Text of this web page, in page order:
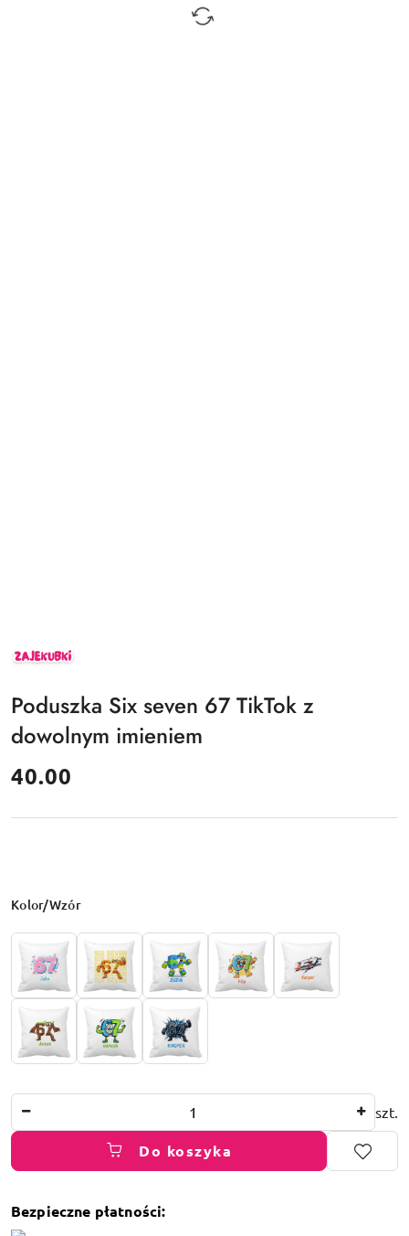
ZAJEKUBKI
Poduszka Six seven 67 TikTok z
dowolnym imieniem
cena:
40.00
Wariant
Kolor/Wzór
szt.
Do koszyka
Bezpieczne płatności: